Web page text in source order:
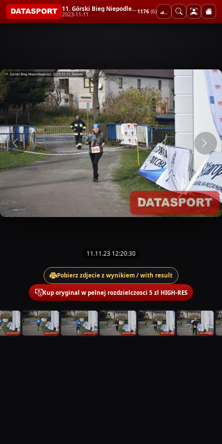
11. Górski Bieg Niepodległości
2023-11-11 1176 (6)
11.11.23 12:20:30
Pobierz zdjecie z wynikiem / with result
Kup oryginal w pelnej rozdzielczosci 5 zl HIGH-RES